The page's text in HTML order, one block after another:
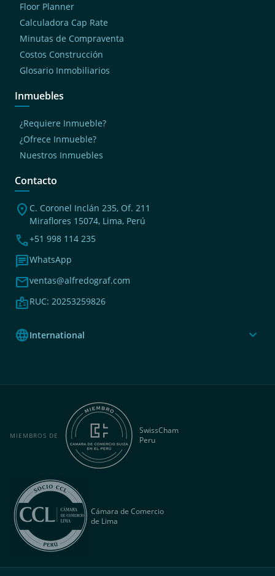
Floor Planner
Calculadora Cap Rate
Minutas de Compraventa
Costos Construcción
Glosario Inmobiliarios
Inmuebles
¿Requiere Inmueble?
¿Ofrece Inmueble?
Nuestros Inmuebles
Contacto
location_on C. Coronel Inclán 235, Of. 211
Miraflores 15074, Lima, Perú
phone+51 998 114 235
chatWhatsApp
mailventas@alfredograf.com
badgeRUC: 20253259826
languageInternational expand_more
MIEMBROS DE
SwissCham
Peru
Cámara de Comercio
de Lima